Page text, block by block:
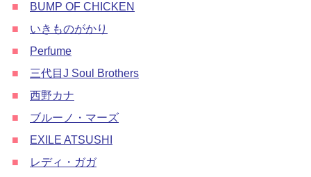
■
BUMP OF CHICKEN
■
いきものがかり
■
Perfume
■
三代目J Soul Brothers
■
西野カナ
■
ブルーノ・マーズ
■
EXILE ATSUSHI
■
レディ・ガガ